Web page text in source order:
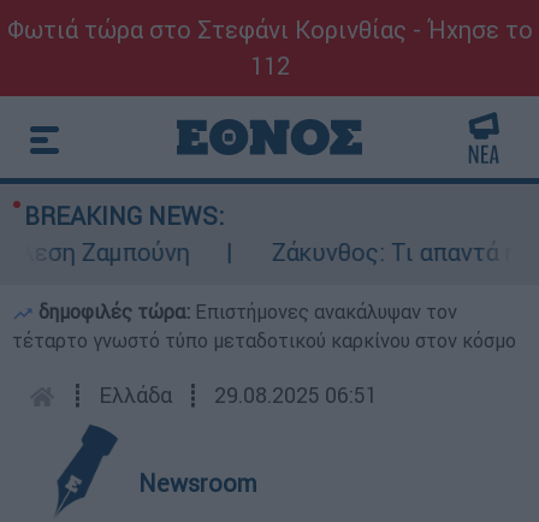
Φωτιά τώρα στο Στεφάνι Κορινθίας - Ήχησε το
112
BREAKING NEWS:
Ζαμπούνη
Ζάκυνθος: Τι απαντά η
δημοφιλές τώρα: Επιστήμονες ανακάλυψαν τον
τέταρτο γνωστό τύπο μεταδοτικού καρκίνου στον κόσμο
┋ Ελλάδα ┋ 29.08.2025 06:51
Newsroom